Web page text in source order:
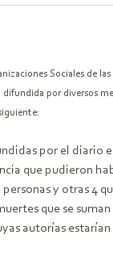
Sociales de
por diversos
por el diario
que pudieron
y otras 4
que se
autorías